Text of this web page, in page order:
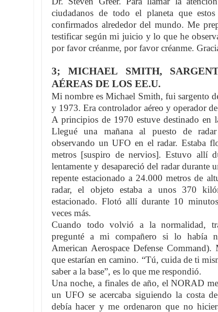
ciudadanos de todo el planeta que
confirmados alrededor del mundo. Me
testificar según mi juicio y lo que he
por favor créanme, por favor créanme.
3; MICHAEL SMITH,
AÉREAS DE LOS EE.U.
Mi nombre es Michael Smith, fui sargento
y 1973. Era controlador aéreo y operador
A principios de 1970 estuve destinado en
Llegué una mañana al puesto de
observando un UFO en el radar. Estaba
metros [suspiro de nervios]. Estuvo allí
lentamente y desapareció del radar durante
repente estacionado a 24.000 metros de
radar, el objeto estaba a unos 370
estacionado. Flotó allí durante 10
veces más.
Cuando todo volvió a la normalidad,
pregunté a mi compañero si lo había
American Aerospace Defense
que estarían en camino. “Tú, cuida de ti
saber a la base”, es lo que me respondió.
Una noche, a finales de año, el NORAD
un UFO se acercaba siguiendo la costa
debía hacer y me ordenaron que no